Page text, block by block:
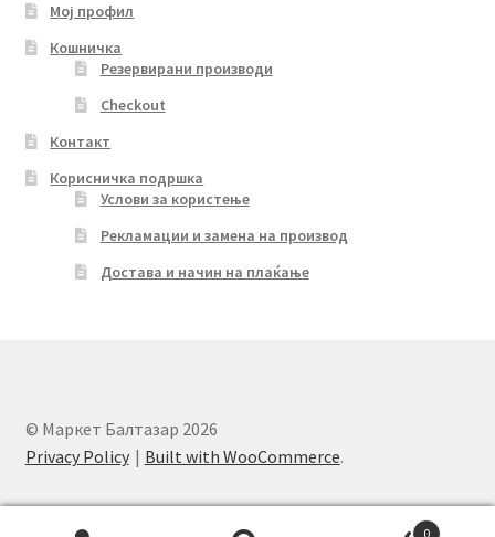
Мој профил
Кошничка
Резервирани производи
Checkout
Контакт
Корисничка подршка
Услови за користење
Рекламации и замена на производ
Достава и начин на плаќање
© Маркет Балтазар 2026
Privacy Policy
Built with WooCommerce.
0